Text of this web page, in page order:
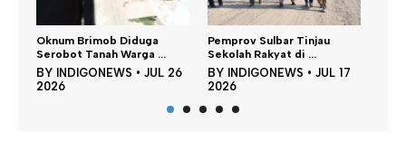
Pemprov Sulbar Tinjau
Sekolah Rakyat di ...
BY INDIGONEWS •JUL 17
2026
Tahanan Dipukul Rotan 25
Kali Tanpa Alas...
BY INDIGONEWS •JUN 25
2026